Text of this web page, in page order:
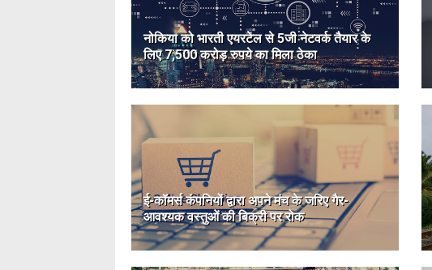
नोकिया को भारती एयरटेल से 5जी नेटवर्क तैयार के
लिए 7,500 करोड़ रुपये का मिला ठेका
ई-कॉमर्स कंपनियों द्वारा अपने मंच के जरिए गैर-
आवश्यक वस्तुओं की बिक्री पर रोक